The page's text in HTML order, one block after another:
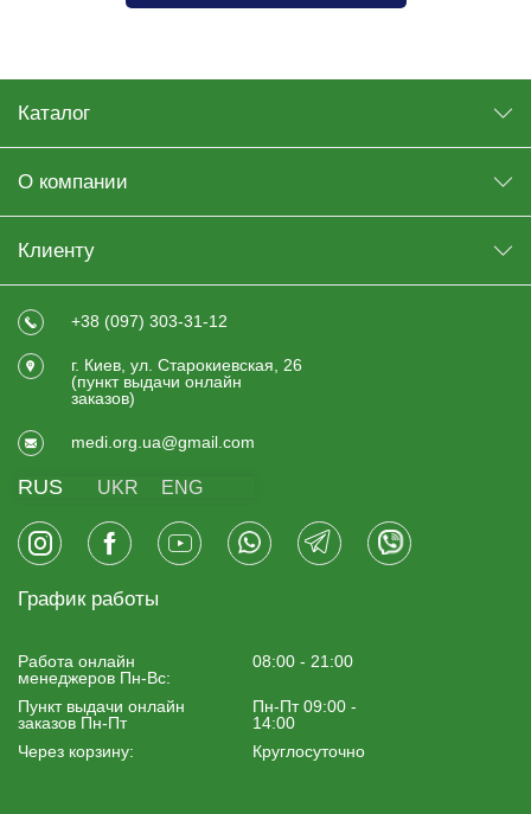
Каталог
О компании
Клиенту
+38 (097) 303-31-12
г. Киев, ул. Старокиевская, 26
(пункт выдачи онлайн
заказов)
medi.org.ua@gmail.com
RUS UKR ENG
График работы
Работа онлайн
менеджеров Пн-Вс:
08:00 - 21:00
Пункт выдачи онлайн
заказов Пн-Пт
Пн-Пт 09:00 -
14:00
Через корзину:
Круглосуточно